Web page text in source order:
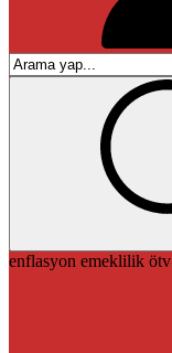
enflasyon emeklilik ötv